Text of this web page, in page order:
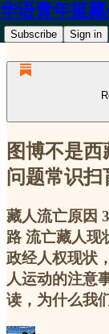
华语青年挺
Subscribe Sign in
图博不是
问题常识扫
藏人流亡原因
路 流亡藏人现
政经人权现状
人运动的注意
读，为什么我